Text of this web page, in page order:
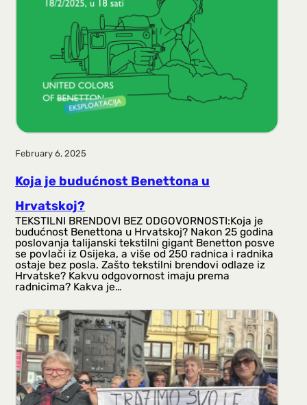
February 6, 2025
Koja je budućnost Benettona u
Hrvatskoj?
TEKSTILNI BRENDOVI BEZ ODGOVORNOSTI:Koja je
budućnost Benettona u Hrvatskoj? Nakon 25 godina
poslovanja talijanski tekstilni gigant Benetton posve
se povlači iz Osijeka, a više od 250 radnica i radnika
ostaje bez posla. Zašto tekstilni brendovi odlaze iz
Hrvatske? Kakvu odgovornost imaju prema
radnicima? Kakva je…